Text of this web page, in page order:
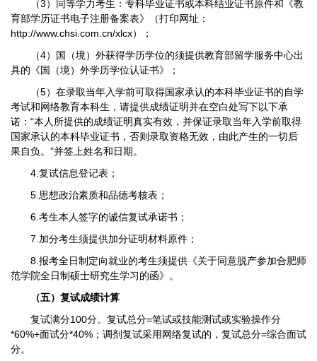
（3）同等学力考生：专科毕业证书或本科结业证书原件和《教
育部学历证书电子注册备案表》（打印网址：
http://www.chsi.com.cn/xlcx）；
（4）国（境）外获得学历学位的须提供教育部留学服务中心出
具的《国（境）外学历学位认证书》；
（5）在录取当年入学前可取得国家承认的本科毕业证书的自学
考试和网络教育本科生，请提供成绩证明并在空白处写下以下承
诺：“本人所提供的成绩证明真实有效，并保证录取当年入学前取得
国家承认的本科毕业证书，否则录取资格无效，由此产生的一切后
果自负。”并签上姓名和日期。
4.复试信息登记表；
5.思想政治素质和品德考核表；
6.考生本人签字的诚信复试承诺书；
7.加分考生须提供加分证明材料原件；
8.报考全日制定向就业的考生须提供《关于同意脱产参加合肥师
范学院全日制硕士研究生学习的函》。
（五）复试成绩计算
复试满分100分。复试总分=笔试或技能测试或实验操作分
*60%+面试分*40%；调剂复试采用网络复试的，复试总分=综合面试
分。